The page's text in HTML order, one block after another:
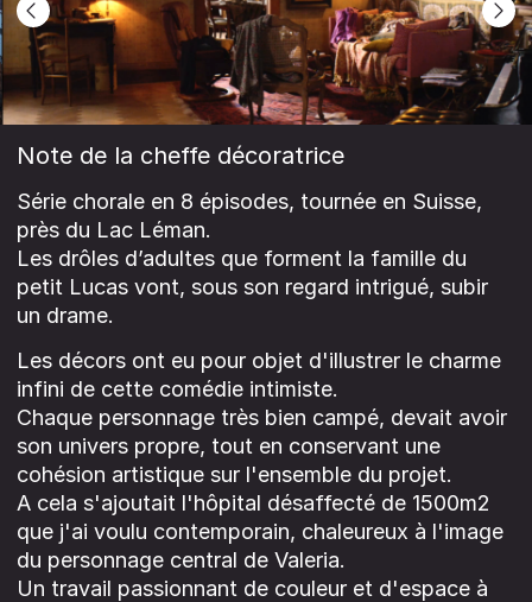
Note de la cheffe décoratrice
Série chorale en 8 épisodes, tournée en Suisse,
près du Lac Léman.
Les drôles d’adultes que forment la famille du
petit Lucas vont, sous son regard intrigué, subir
un drame.
Les décors ont eu pour objet d'illustrer le charme
infini de cette comédie intimiste.
Chaque personnage très bien campé, devait avoir
son univers propre, tout en conservant une
cohésion artistique sur l'ensemble du projet.
A cela s'ajoutait l'hôpital désaffecté de 1500m2
que j'ai voulu contemporain, chaleureux à l'image
du personnage central de Valeria.
Un travail passionnant de couleur et d'espace à